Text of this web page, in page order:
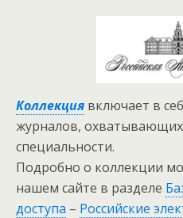
Коллекция включает в
журналов,
специальности.
Подробно о коллекции
нашем сайте в разделе
доступа – Российские